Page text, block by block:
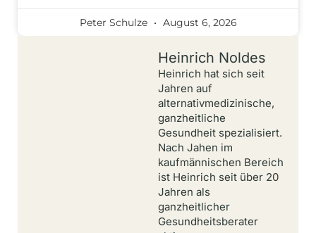
Peter Schulze August 6, 2026
Heinrich Noldes
Heinrich hat sich seit
Jahren auf
alternativmedizinische,
ganzheitliche
Gesundheit spezialisiert.
Nach Jahen im
kaufmännischen Bereich
ist Heinrich seit über 20
Jahren als
ganzheitlicher
Gesundheitsberater